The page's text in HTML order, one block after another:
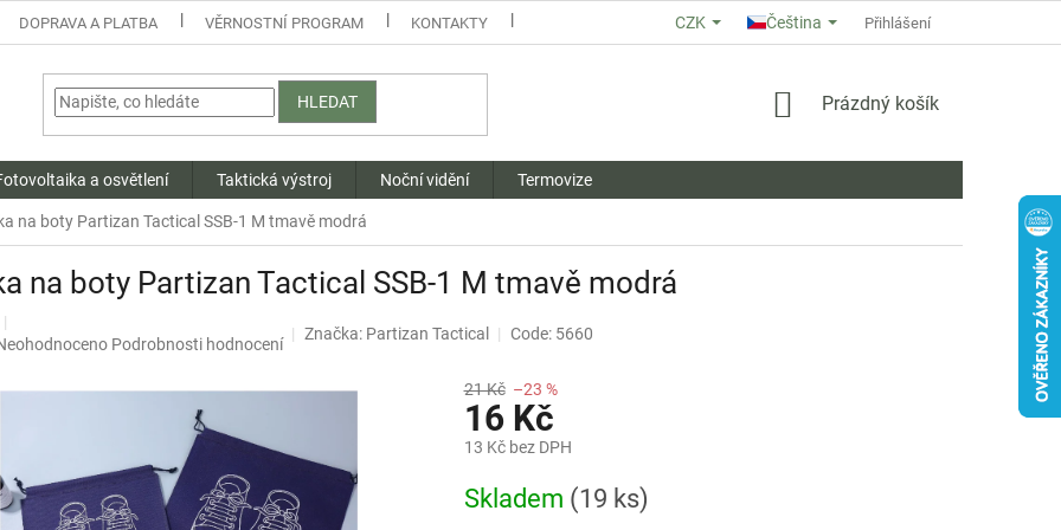
DOPRAVA A PLATBA VĚRNOSTNÍ PROGRAM KONTAKTY HODNOCENÍ OBCHODU OBCHODNÍ PODMÍNKY
CZK Čeština Přihlášení
HLEDAT
NÁKUPNÍ
Prázdný košík
a osvětlení Taktická výstroj Noční vidění Termovize
na boty Partizan Tactical SSB-1 M tmavě modrá
na boty Partizan Tactical SSB-1 M tmavě modrá
produktu
5
hvězdiček.
Podrobnosti hodnocení
Značka: Partizan Tactical Code: 5660
21 Kč –23 %
16 Kč
13 Kč bez DPH
cena:
Skladem (19 ks)